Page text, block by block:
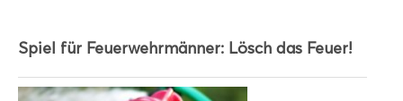
Spiel für Feuerwehrmänner: Lösch das Feuer!